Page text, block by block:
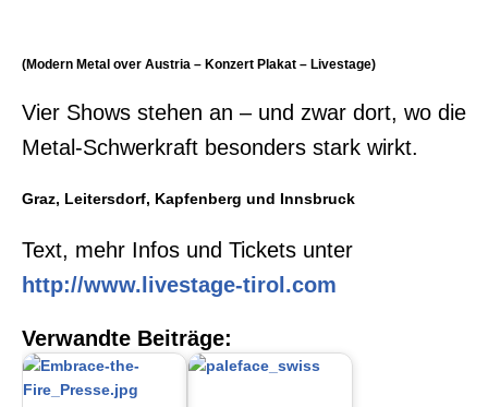
(Modern Metal over Austria – Konzert Plakat – Livestage)
Vier Shows stehen an – und zwar dort, wo die
Metal-Schwerkraft besonders stark wirkt.
Graz, Leitersdorf, Kapfenberg und Innsbruck
Text, mehr Infos und Tickets unter
http://www.livestage-tirol.com
Verwandte Beiträge: